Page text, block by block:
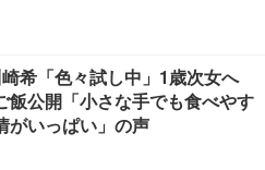
希「色々試し中」1歳次女へ
飯公開「小さな手でも食べやす
がいっぱい」の声